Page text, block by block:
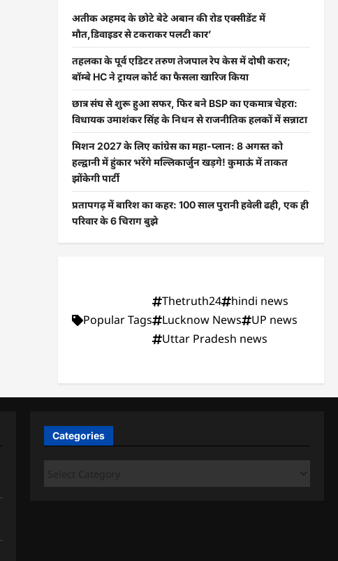
अतीक अहमद के छोटे बेटे अबान की रोड एक्सीडेंट में
मौत,डिवाइडर से टकराकर पलटी कार’
तहलका के पूर्व एडिटर तरुण तेजपाल रेप केस में दोषी करार;
बॉम्बे HC ने ट्रायल कोर्ट का फैसला खारिज किया
छात्र संघ से शुरू हुआ सफर, फिर बने BSP का एकमात्र चेहरा:
विधायक उमाशंकर सिंह के निधन से राजनीतिक हलकों में सन्नाटा
मिशन 2027 के लिए कांग्रेस का महा-प्लान: 8 अगस्त को
हल्द्वानी में हुंकार भरेंगे मल्लिकार्जुन खड़गे! कुमाऊं में ताकत
झोंकेगी पार्टी
प्रतापगढ़ में बारिश का कहर: 100 साल पुरानी हवेली ढही, एक ही
परिवार के 6 चिराग बुझे
Popular Tags
Thetruth24
hindi news
Lucknow News
UP news
Uttar Pradesh news
Categories